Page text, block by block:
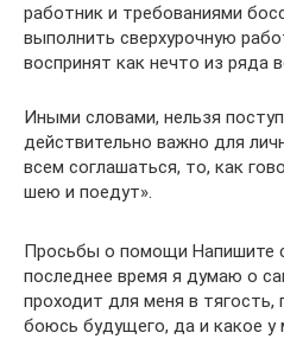
работник и требованиями
выполнить сверхурочную
воспринят как нечто из ряда
Иными словами, нельзя
действительно важно для
всем соглашаться, то, как
шею и поедут».
Просьбы о помощи Напишите
последнее время я думаю о
проходит для меня в тягость,
боюсь будущего, да и какое